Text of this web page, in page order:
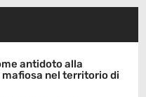
antidoto alla
nel territorio di